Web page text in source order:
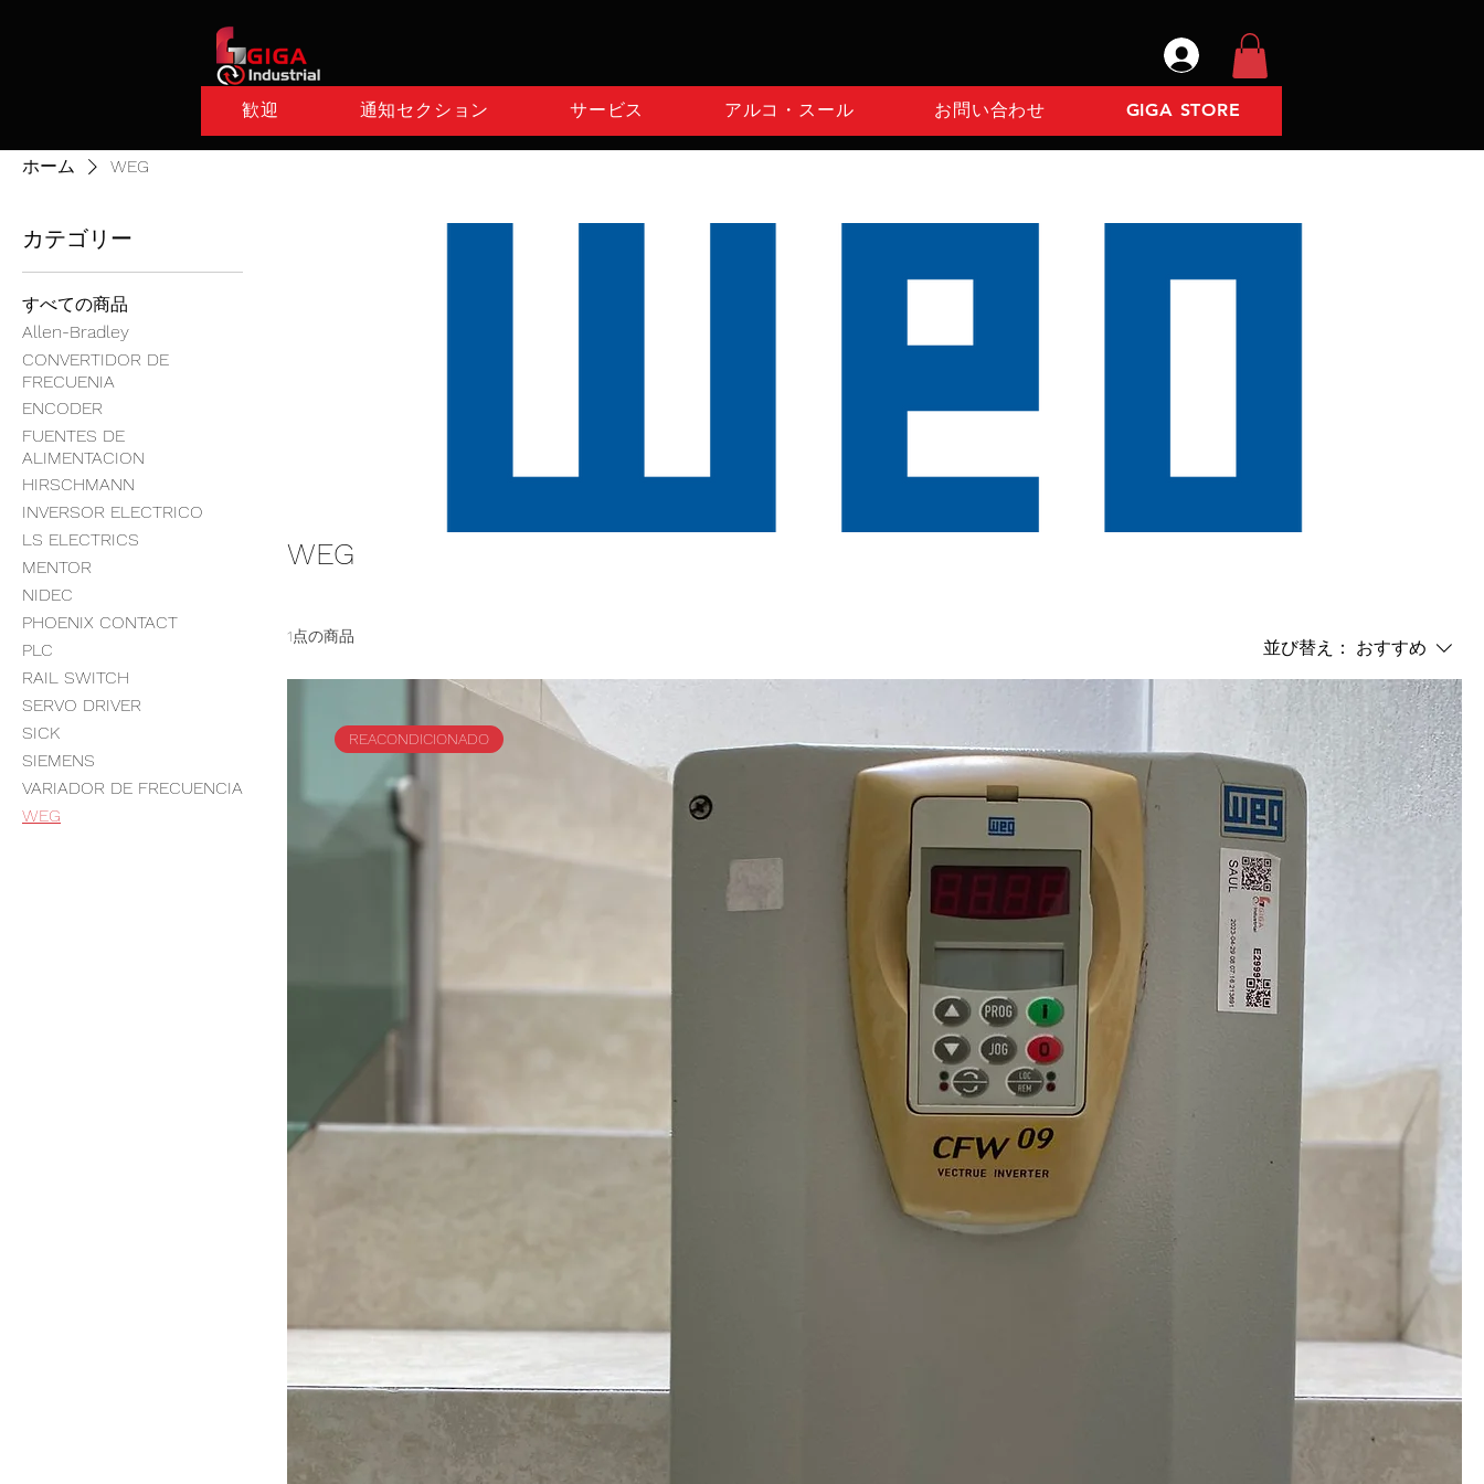
歓迎 通知セクション サービス アルコ・スール お問い合わせ GIGA STORE
ホーム WEG
カテゴリー
すべての商品
Allen-Bradley
CONVERTIDOR DE
FRECUENIA
ENCODER
FUENTES DE
ALIMENTACION
HIRSCHMANN
INVERSOR ELECTRICO
LS ELECTRICS
MENTOR
NIDEC
PHOENIX CONTACT
PLC
RAIL SWITCH
SERVO DRIVER
SICK
SIEMENS
VARIADOR DE FRECUENCIA
WEG
WEG
1点の商品
並び替え： おすすめ
REACONDICIONADO